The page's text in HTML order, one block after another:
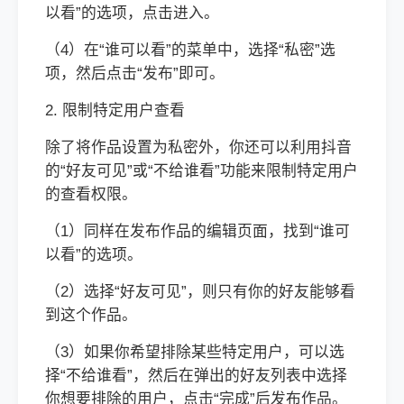
以看”的选项，点击进入。
（4）在“谁可以看”的菜单中，选择“私密”选
项，然后点击“发布”即可。
2. 限制特定用户查看
除了将作品设置为私密外，你还可以利用抖音
的“好友可见”或“不给谁看”功能来限制特定用户
的查看权限。
（1）同样在发布作品的编辑页面，找到“谁可
以看”的选项。
（2）选择“好友可见”，则只有你的好友能够看
到这个作品。
（3）如果你希望排除某些特定用户，可以选
择“不给谁看”，然后在弹出的好友列表中选择
你想要排除的用户，点击“完成”后发布作品。